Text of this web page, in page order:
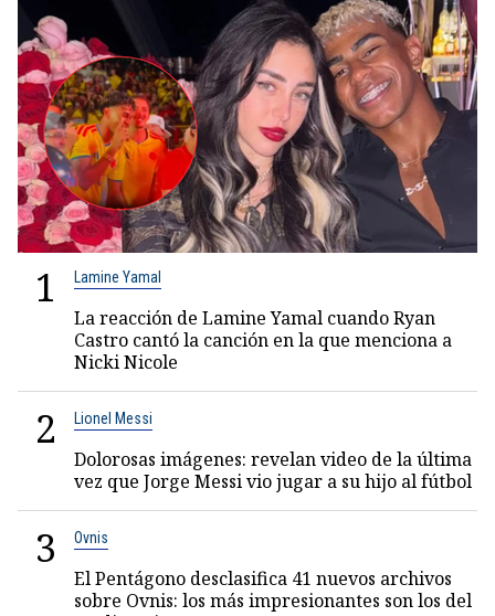
1 Lamine Yamal
La reacción de Lamine Yamal cuando Ryan
Castro cantó la canción en la que menciona a
Nicki Nicole
2 Lionel Messi
Dolorosas imágenes: revelan video de la última
vez que Jorge Messi vio jugar a su hijo al fútbol
3 Ovnis
El Pentágono desclasifica 41 nuevos archivos
sobre Ovnis: los más impresionantes son los del